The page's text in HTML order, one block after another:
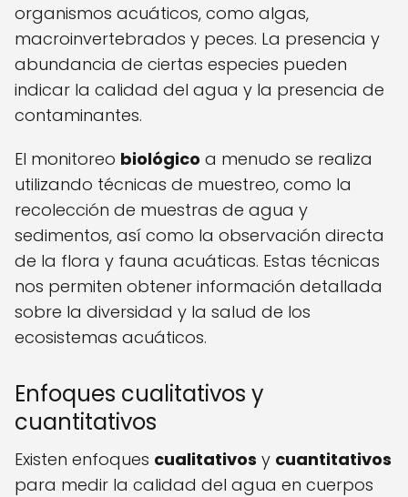
organismos acuáticos, como algas,
macroinvertebrados y peces. La presencia y
abundancia de ciertas especies pueden
indicar la calidad del agua y la presencia de
contaminantes.
El monitoreo biológico a menudo se realiza
utilizando técnicas de muestreo, como la
recolección de muestras de agua y
sedimentos, así como la observación directa
de la flora y fauna acuáticas. Estas técnicas
nos permiten obtener información detallada
sobre la diversidad y la salud de los
ecosistemas acuáticos.
Enfoques cualitativos y
cuantitativos
Existen enfoques cualitativos y cuantitativos
para medir la calidad del agua en cuerpos